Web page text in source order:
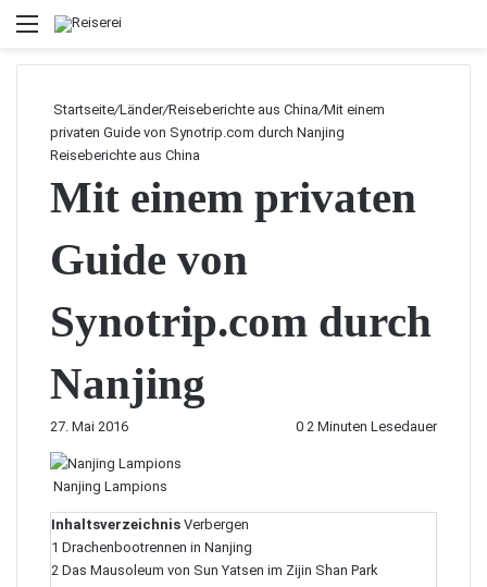
Menü
Startseite/Länder/Reiseberichte aus China/Mit einem
privaten Guide von Synotrip.com durch Nanjing
Reiseberichte aus China
Mit einem privaten
Guide von
Synotrip.com durch
Nanjing
27. Mai 2016 0 2 Minuten Lesedauer
Nanjing Lampions
Inhaltsverzeichnis Verbergen
1 Drachenbootrennen in Nanjing
2 Das Mausoleum von Sun Yatsen im Zijin Shan Park